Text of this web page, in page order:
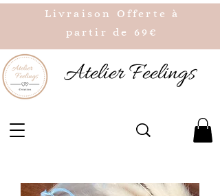
Livraison Offerte à
partir de 69€
Atelier Feelings